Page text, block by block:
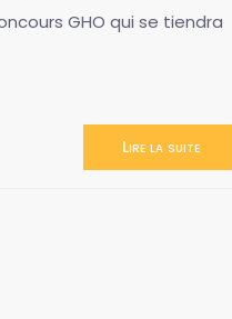
GHO qui se tiendra
Lire la suite